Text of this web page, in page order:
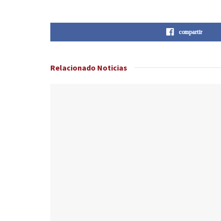
compartir
Relacionado Noticias